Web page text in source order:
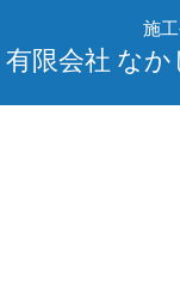
施
有限会社 な